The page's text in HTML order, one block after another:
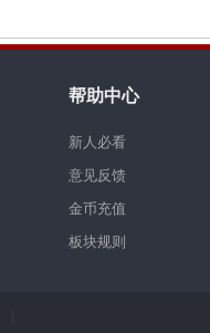
帮助中心
新人必看
意见反馈
金币充值
板块规则